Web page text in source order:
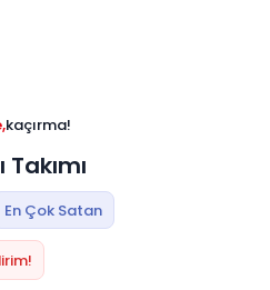
kaçırma!
En Çok Satan